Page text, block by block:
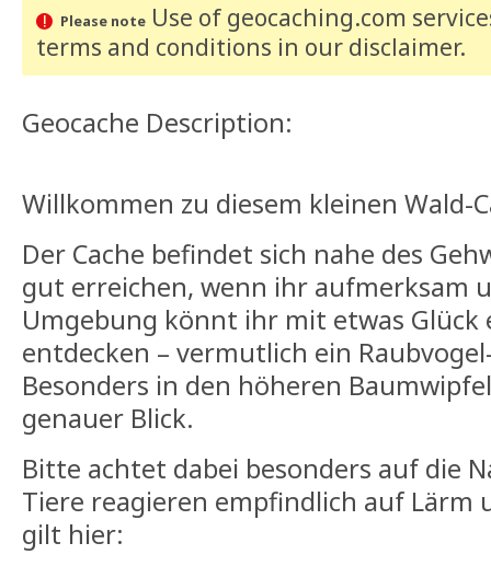
Please noteUse of geocaching.com
terms and conditions in our disclaimer.
Geocache Description:
Willkommen zu diesem kleinen Wald-
Der Cache befindet sich nahe des
gut erreichen, wenn ihr aufmerksam
Umgebung könnt ihr mit etwas Glück
entdecken – vermutlich ein
Besonders in den höheren
genauer Blick.
Bitte achtet dabei besonders auf die
Tiere reagieren empfindlich auf Lärm
gilt hier: